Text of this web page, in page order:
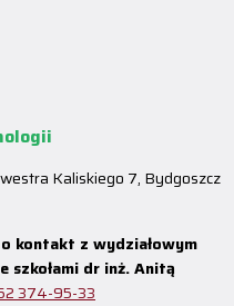
Kaliskiego 7, Bydgoszcz
kontakt z wydziałowym
szkołami dr inż. Anitą
374-95-33